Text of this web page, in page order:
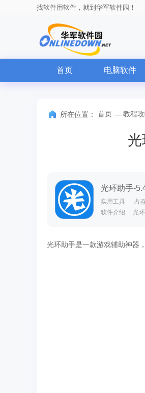
找软件用软件，就到华军软件园！
首页 电脑软件
所在位置： 首页 — 教程
光环助手-
实用工具 占
光环助手是一款游戏辅助神器